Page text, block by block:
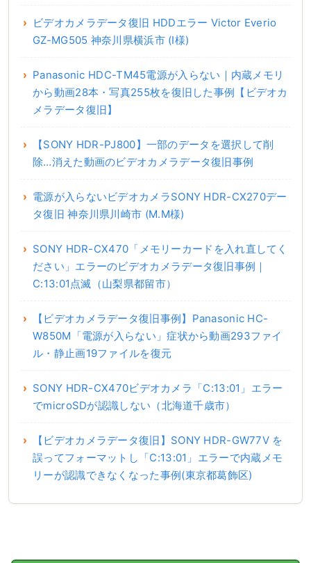
ビデオカメラデータ復旧 HDDエラー Victor Everio
GZ-MG505 神奈川県横浜市 (I様)
Panasonic HDC-TM45電源が入らない｜内蔵メモリ
から動画28本・写真255枚を復旧した事例【ビデオカ
メラデータ復旧】
【SONY HDR-PJ800】一部のデータを選択して削
除…消えた動画のビデオカメラデータ復旧事例
電源が入らないビデオカメラSONY HDR-CX270デー
タ復旧 神奈川県川崎市 (M.M様)
SONY HDR-CX470「メモリーカードを入れ直してく
ださい」エラーのビデオカメラデータ復旧事例｜
C:13:01点滅（山梨県都留市）
【ビデオカメラデータ復旧事例】Panasonic HC-
W850M「電源が入らない」症状から動画293ファイ
ル・静止画19ファイルを復元
SONY HDR-CX470ビデオカメラ「C:13:01」エラー
でmicroSDが認識しない（北海道千歳市）
【ビデオカメラデータ復旧】SONY HDR-GW77V を
誤ってフォーマットし「C:13:01」エラーで内蔵メモ
リーが認識できなくなった事例(東京都葛飾区)